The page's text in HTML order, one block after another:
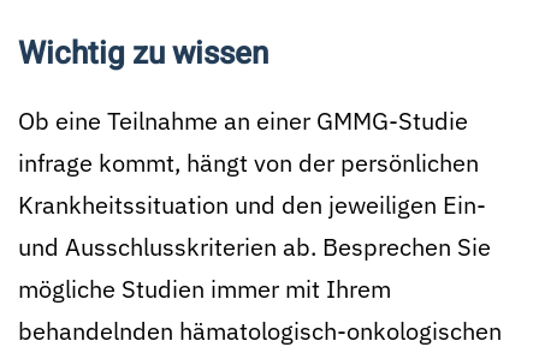
Wichtig zu wissen
Ob eine Teilnahme an einer GMMG-Studie
infrage kommt, hängt von der persönlichen
Krankheitssituation und den jeweiligen Ein-
und Ausschlusskriterien ab. Besprechen Sie
mögliche Studien immer mit Ihrem
behandelnden hämatologisch-onkologischen